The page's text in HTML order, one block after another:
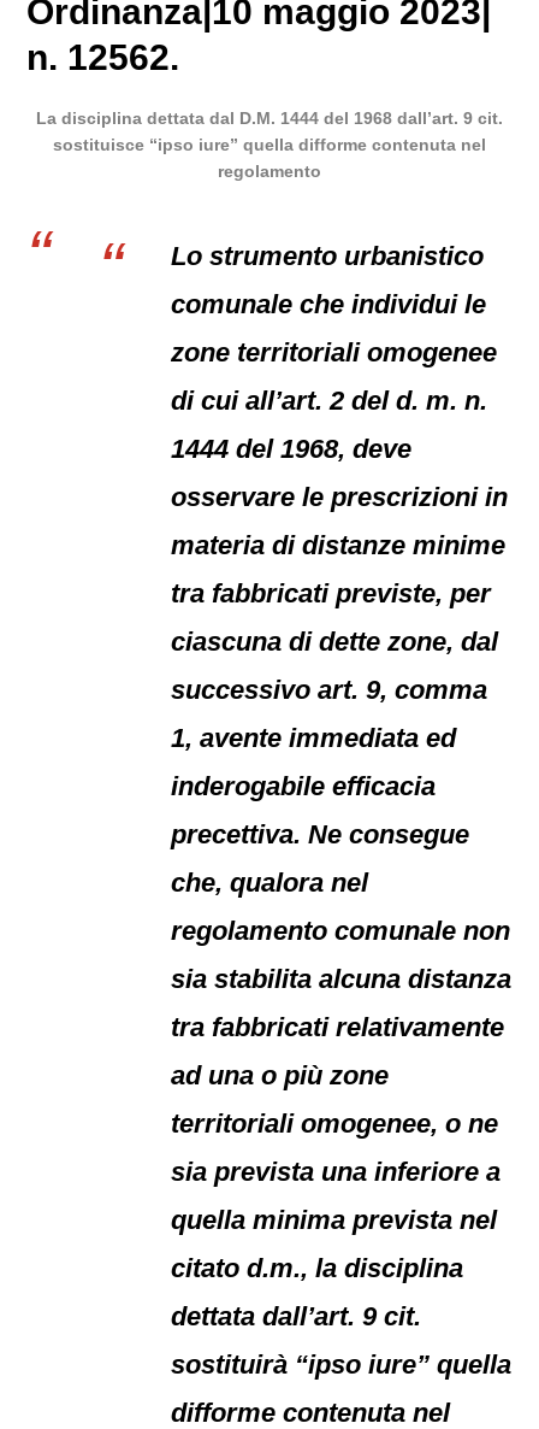
Ordinanza|10 maggio 2023|
n. 12562.
La disciplina dettata dal D.M. 1444 del 1968 dall’art. 9 cit.
sostituisce “ipso iure” quella difforme contenuta nel
regolamento
Lo strumento urbanistico
comunale che individui le
zone territoriali omogenee
di cui all’art. 2 del d. m. n.
1444 del 1968, deve
osservare le prescrizioni in
materia di distanze minime
tra fabbricati previste, per
ciascuna di dette zone, dal
successivo art. 9, comma
1, avente immediata ed
inderogabile efficacia
precettiva. Ne consegue
che, qualora nel
regolamento comunale non
sia stabilita alcuna distanza
tra fabbricati relativamente
ad una o più zone
territoriali omogenee, o ne
sia prevista una inferiore a
quella minima prevista nel
citato d.m., la disciplina
dettata dall’art. 9 cit.
sostituirà “ipso iure” quella
difforme contenuta nel